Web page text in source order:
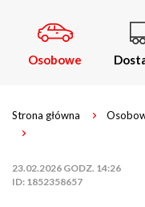
Osobowe
Strona główna
23.02.2026 GODZ. 14:26
ID: 1852358657